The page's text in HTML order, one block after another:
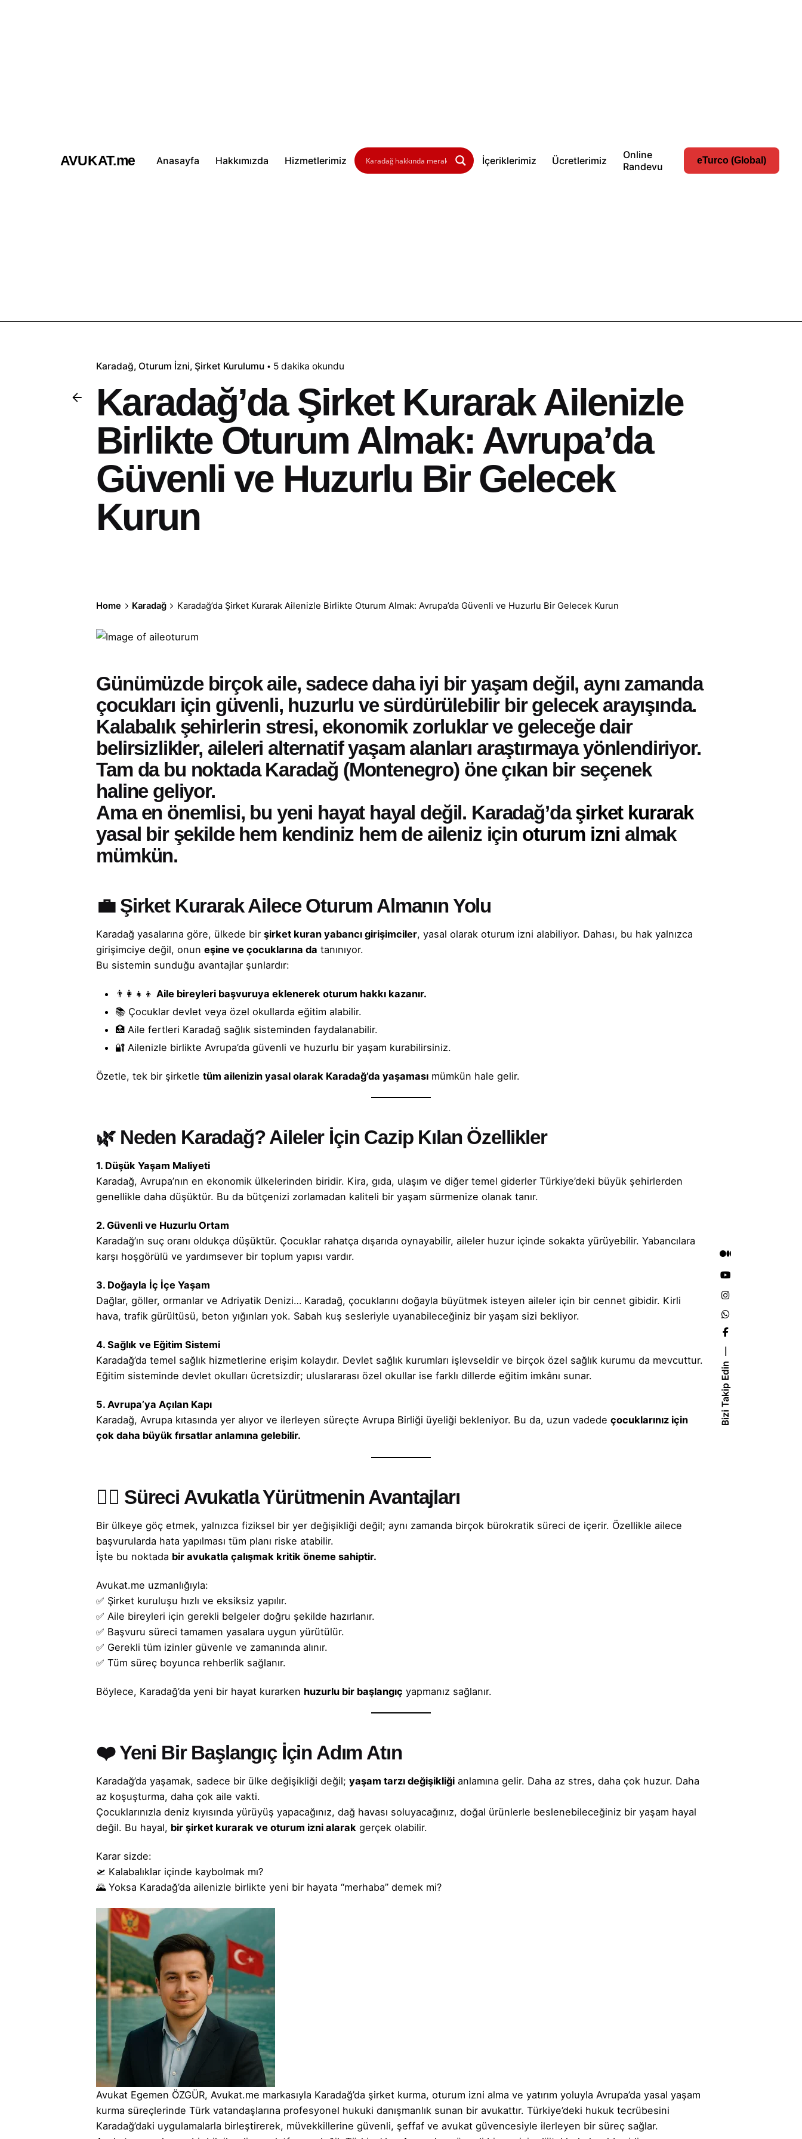
Bizi Takip Edin
AVUKAT.me Anasayfa Hakkımızda Hizmetlerimiz İçeriklerimiz Ücretlerimiz
Online
Randevu
eTurco (Global)
Karadağ Oturum İzni Şirket Kurulumu 5 dakika okundu
Karadağ’da Şirket Kurarak Ailenizle
Birlikte Oturum Almak: Avrupa’da
Güvenli ve Huzurlu Bir Gelecek
Kurun
Home Karadağ Karadağ’da Şirket Kurarak Ailenizle Birlikte Oturum Almak: Avrupa’da Güvenli ve Huzurlu Bir Gelecek Kurun
Günümüzde birçok aile, sadece daha iyi bir yaşam değil, aynı zamanda
çocukları için güvenli, huzurlu ve sürdürülebilir bir gelecekarayışında.
Kalabalık şehirlerin stresi, ekonomik zorluklar ve geleceğe dair
belirsizlikler, aileleri alternatif yaşam alanları araştırmaya yönlendiriyor.
Tam da bu noktadaKaradağ (Montenegro) öne çıkan bir seçenek
haline geliyor.
Ama en önemlisi, bu yeni hayat hayal değil. Karadağ’daşirket kurarak
yasal bir şekilde hem kendiniz hem de aileniz için oturum izni almak
mümkün.
💼 Şirket Kurarak Ailece Oturum Almanın Yolu
Karadağ yasalarına göre, ülkede birşirket kuran yabancı girişimciler, yasal olarak oturum izni alabiliyor. Dahası, bu hak yalnızca
girişimciye değil, onuneşine ve çocuklarına da tanınıyor.
Bu sistemin sunduğu avantajlar şunlardır:
👨‍👩‍👧‍👦Aile bireyleri başvuruya eklenerek oturum hakkı kazanır.
📚 Çocuklar devlet veya özel okullarda eğitim alabilir.
🏥 Aile fertleri Karadağ sağlık sisteminden faydalanabilir.
🔐 Ailenizle birlikte Avrupa’da güvenli ve huzurlu bir yaşam kurabilirsiniz.
Özetle, tek bir şirketle tüm ailenizin yasal olarak Karadağ’da yaşaması mümkün hale gelir.
🌿 Neden Karadağ? Aileler İçin Cazip Kılan Özellikler
1. Düşük Yaşam Maliyeti
Karadağ, Avrupa’nın en ekonomik ülkelerinden biridir. Kira, gıda, ulaşım ve diğer temel giderler Türkiye’deki büyük şehirlerden
genellikle daha düşüktür. Bu da bütçenizi zorlamadan kaliteli bir yaşam sürmenize olanak tanır.
2. Güvenli ve Huzurlu Ortam
Karadağ’ın suç oranı oldukça düşüktür. Çocuklar rahatça dışarıda oynayabilir, aileler huzur içinde sokakta yürüyebilir. Yabancılara
karşı hoşgörülü ve yardımsever bir toplum yapısı vardır.
3. Doğayla İç İçe Yaşam
Dağlar, göller, ormanlar ve Adriyatik Denizi… Karadağ, çocuklarını doğayla büyütmek isteyen aileler için bir cennet gibidir. Kirli
hava, trafik gürültüsü, beton yığınları yok. Sabah kuş sesleriyle uyanabileceğiniz bir yaşam sizi bekliyor.
4. Sağlık ve Eğitim Sistemi
Karadağ’da temel sağlık hizmetlerine erişim kolaydır. Devlet sağlık kurumları işlevseldir ve birçok özel sağlık kurumu da mevcuttur.
Eğitim sisteminde devlet okulları ücretsizdir; uluslararası özel okullar ise farklı dillerde eğitim imkânı sunar.
5. Avrupa’ya Açılan Kapı
Karadağ, Avrupa kıtasında yer alıyor ve ilerleyen süreçte Avrupa Birliği üyeliği bekleniyor. Bu da, uzun vadedeçocuklarınız için
çok daha büyük fırsatlar anlamına gelebilir.
👨‍⚖️ Süreci Avukatla Yürütmenin Avantajları
Bir ülkeye göç etmek, yalnızca fiziksel bir yer değişikliği değil; aynı zamanda birçok bürokratik süreci de içerir. Özellikle ailece
başvurularda hata yapılması tüm planı riske atabilir.
İşte bu noktada bir avukatla çalışmak kritik öneme sahiptir.
Avukat.me uzmanlığıyla:
✅ Şirket kuruluşu hızlı ve eksiksiz yapılır.
✅ Aile bireyleri için gerekli belgeler doğru şekilde hazırlanır.
✅ Başvuru süreci tamamen yasalara uygun yürütülür.
✅ Gerekli tüm izinler güvenle ve zamanında alınır.
✅ Tüm süreç boyunca rehberlik sağlanır.
Böylece, Karadağ’da yeni bir hayat kurarken huzurlu bir başlangıç yapmanız sağlanır.
❤️ Yeni Bir Başlangıç İçin Adım Atın
Karadağ’da yaşamak, sadece bir ülke değişikliği değil;yaşam tarzı değişikliği anlamına gelir. Daha az stres, daha çok huzur. Daha
az koşuşturma, daha çok aile vakti.
Çocuklarınızla deniz kıyısında yürüyüş yapacağınız, dağ havası soluyacağınız, doğal ürünlerle beslenebileceğiniz bir yaşam hayal
değil. Bu hayal, birşirket kurarak veoturum izni alarak gerçek olabilir.
Karar sizde:
🛫 Kalabalıklar içinde kaybolmak mı?
🌄 Yoksa Karadağ’da ailenizle birlikte yeni bir hayata “merhaba” demek mi?
Avukat Egemen ÖZGÜR, Avukat.me markasıyla Karadağ’da şirket kurma, oturum izni alma ve yatırım yoluyla Avrupa’da yasal yaşam
kurma süreçlerinde Türk vatandaşlarına profesyonel hukuki danışmanlık sunan bir avukattır. Türkiye’deki hukuk tecrübesini
Karadağ’daki uygulamalarla birleştirerek, müvekkillerine güvenli, şeffaf ve avukat güvencesiyle ilerleyen bir süreç sağlar.